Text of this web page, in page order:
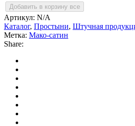
Добавить в корзину все
Артикул: N/A
Каталог, Простыни, Штучная
Метка: Мако-сатин
Share: